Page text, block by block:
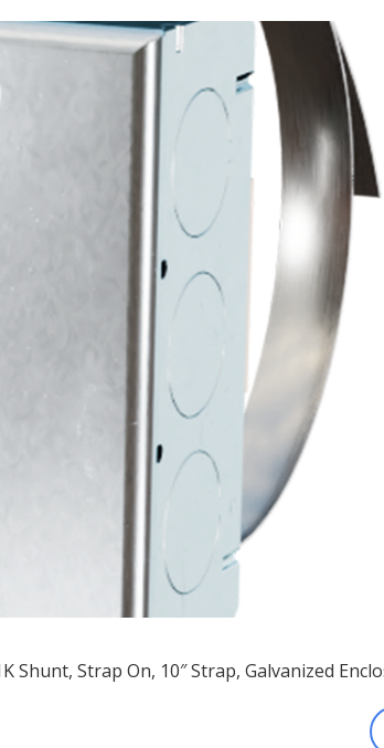
Shunt, Strap On, 10″ Strap, Galvanized